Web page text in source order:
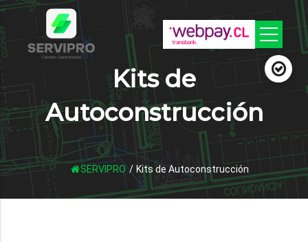
Kits de
Autoconstrucción
SERVIPRO / Kits de Autoconstrucción